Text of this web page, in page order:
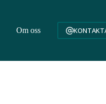
Om oss